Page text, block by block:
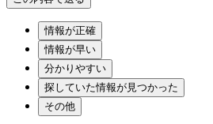
情報が正確
情報が早い
分かりやすい
探していた情報が見つかった
その他